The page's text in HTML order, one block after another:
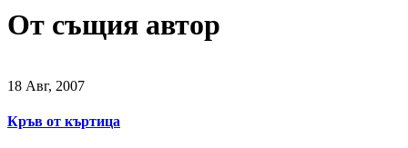
От същия автор
18 Авг, 2007
Кръв от къртица